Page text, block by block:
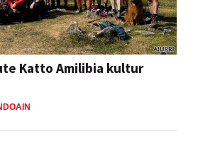
Katto Amilibia kultur